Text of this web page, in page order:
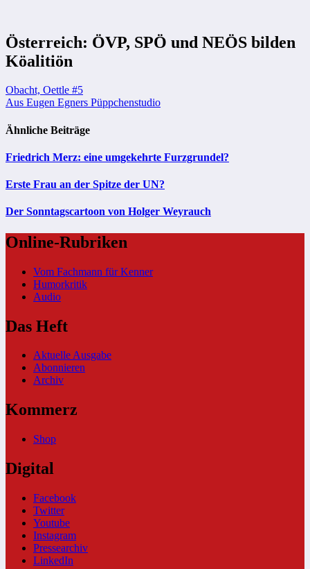
Österreich: ÖVP, SPÖ und NEÖS bilden
Köalitiön
Beitragsnavigation
Obacht, Oettle #5
Aus Eugen Egners Püppchenstudio
Ähnliche Beiträge
Friedrich Merz: eine umgekehrte Furzgrundel?
Erste Frau an der Spitze der UN?
Der Sonntagscartoon von Holger Weyrauch
Online-Rubriken
Vom Fachmann für Kenner
Humorkritik
Audio
Das Heft
Aktuelle Ausgabe
Abonnieren
Archiv
Kommerz
Shop
Digital
Facebook
Twitter
Youtube
Instagram
Pressearchiv
LinkedIn